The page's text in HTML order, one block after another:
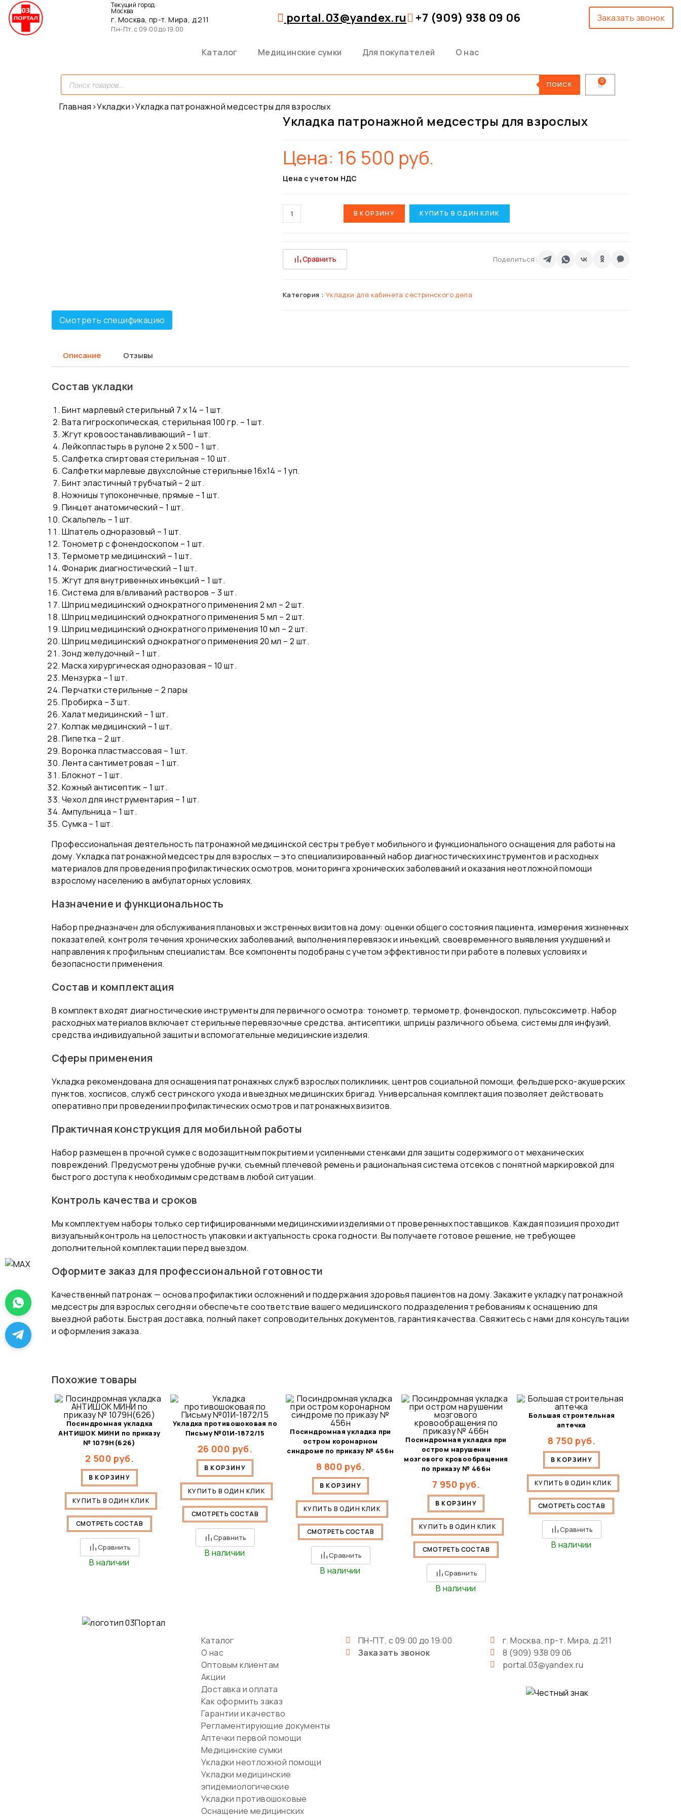
Текущий город:
Москва
г. Москва, пр-т. Мира, д.211
Пн-Пт, с 09:00 до 19:00
portal.03@yandex.ru +7 (909) 938 09 06 Заказать звонок
Каталог Медицинские сумки Для покупателей О нас
ПОИСК
Главная ›Укладки›Укладка патронажной медсестры для взрослых
Укладка патронажной медсестры для взрослых
Цена: 16 500 руб.
Цена с учетом НДС
В КОРЗИНУ КУПИТЬ В ОДИН КЛИК
Сравнить Поделиться:
Категория : Укладки для кабинета сестринского дела
Смотреть спецификацию
Описание Отзывы
Состав укладки
Бинт марлевый стерильный 7 х 14 – 1 шт.
Вата гигроскопическая, стерильная 100 гр. – 1 шт.
Жгут кровоостанавливающий – 1 шт.
Лейкопластырь в рулоне 2 х 500 – 1 шт.
Салфетка спиртовая стерильная – 10 шт.
Салфетки марлевые двухслойные стерильные 16х14 – 1 уп.
Бинт эластичный трубчатый – 2 шт.
Ножницы тупоконечные, прямые – 1 шт.
Пинцет анатомический – 1 шт.
Скальпель – 1 шт.
Шпатель одноразовый – 1 шт.
Тонометр с фонендоскопом – 1 шт.
Термометр медицинский – 1 шт.
Фонарик диагностический – 1 шт.
Жгут для внутривенных инъекций – 1 шт.
Система для в/вливаний растворов – 3 шт.
Шприц медицинский однократного применения 2 мл – 2 шт.
Шприц медицинский однократного применения 5 мл – 2 шт.
Шприц медицинский однократного применения 10 мл – 2 шт.
Шприц медицинский однократного применения 20 мл – 2 шт.
Зонд желудочный – 1 шт.
Маска хирургическая одноразовая – 10 шт.
Мензурка – 1 шт.
Перчатки стерильные – 2 пары
Пробирка – 3 шт.
Халат медицинский – 1 шт.
Колпак медицинский – 1 шт.
Пипетка – 2 шт.
Воронка пластмассовая – 1 шт.
Лента сантиметровая – 1 шт.
Блокнот – 1 шт.
Кожный антисептик – 1 шт.
Чехол для инструментария – 1 шт.
Ампульница – 1 шт.
Сумка – 1 шт.
Профессиональная деятельность патронажной медицинской сестры требует мобильного и функционального оснащения для работы на
дому. Укладка патронажной медсестры для взрослых — это специализированный набор диагностических инструментов и расходных
материалов для проведения профилактических осмотров, мониторинга хронических заболеваний и оказания неотложной помощи
взрослому населению в амбулаторных условиях.
Назначение и функциональность
Набор предназначен для обслуживания плановых и экстренных визитов на дому: оценки общего состояния пациента, измерения жизненных
показателей, контроля течения хронических заболеваний, выполнения перевязок и инъекций, своевременного выявления ухудшений и
направления к профильным специалистам. Все компоненты подобраны с учетом эффективности при работе в полевых условиях и
безопасности применения.
Состав и комплектация
В комплект входят диагностические инструменты для первичного осмотра: тонометр, термометр, фонендоскоп, пульсоксиметр. Набор
расходных материалов включает стерильные перевязочные средства, антисептики, шприцы различного объема, системы для инфузий,
средства индивидуальной защиты и вспомогательные медицинские изделия.
Сферы применения
Укладка рекомендована для оснащения патронажных служб взрослых поликлиник, центров социальной помощи, фельдшерско-акушерских
пунктов, хосписов, служб сестринского ухода и выездных медицинских бригад. Универсальная комплектация позволяет действовать
оперативно при проведении профилактических осмотров и патронажных визитов.
Практичная конструкция для мобильной работы
Набор размещен в прочной сумке с водозащитным покрытием и усиленными стенками для защиты содержимого от механических
повреждений. Предусмотрены удобные ручки, съемный плечевой ремень и рациональная система отсеков с понятной маркировкой для
быстрого доступа к необходимым средствам в любой ситуации.
Контроль качества и сроков
Мы комплектуем наборы только сертифицированными медицинскими изделиями от проверенных поставщиков. Каждая позиция проходит
визуальный контроль на целостность упаковки и актуальность срока годности. Вы получаете готовое решение, не требующее
дополнительной комплектации перед выездом.
Оформите заказ для профессиональной готовности
Качественный патронаж — основа профилактики осложнений и поддержания здоровья пациентов на дому. Закажите укладку патронажной
медсестры для взрослых сегодня и обеспечьте соответствие вашего медицинского подразделения требованиям к оснащению для
выездной работы. Быстрая доставка, полный пакет сопроводительных документов, гарантия качества. Свяжитесь с нами для консультации
и оформления заказа.
Похожие товары
Посиндромная укладка
АНТИШОК МИНИ по приказу
№ 1079Н(626)
2 500 руб.
В КОРЗИНУ
КУПИТЬ В ОДИН КЛИК
СМОТРЕТЬ СОСТАВ
Сравнить
В наличии
Укладка противошоковая по
Письму №01И-1872/15
26 000 руб.
В КОРЗИНУ
КУПИТЬ В ОДИН КЛИК
СМОТРЕТЬ СОСТАВ
Сравнить
В наличии
Посиндромная укладка при
остром коронарном
синдроме по приказу № 456н
8 800 руб.
В КОРЗИНУ
КУПИТЬ В ОДИН КЛИК
СМОТРЕТЬ СОСТАВ
Сравнить
В наличии
Посиндромная укладка при
остром нарушении
мозгового кровообращения
по приказу № 466н
7 950 руб.
В КОРЗИНУ
КУПИТЬ В ОДИН КЛИК
СМОТРЕТЬ СОСТАВ
Сравнить
В наличии
Большая строительная
аптечка
8 750 руб.
В КОРЗИНУ
КУПИТЬ В ОДИН КЛИК
СМОТРЕТЬ СОСТАВ
Сравнить
В наличии
Каталог
О нас
Оптовым клиентам
Акции
Доставка и оплата
Как оформить заказ
Гарантии и качество
Регламентирующие документы
Аптечки первой помощи
Медицинские сумки
Укладки неотложной помощи
Укладки медицинские
эпидемиологические
Укладки противошоковые
Оснащение медицинских
ПН-ПТ, с 09:00 до 19:00
Заказать звонок
г. Москва, пр-т. Мира, д.211
8 (909) 938 09 06
portal.03@yandex.ru